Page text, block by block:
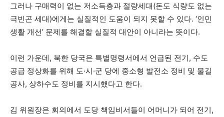
그러나 구매력이 없는 저소득층과 절량세대(돈도 식량도 없는
극빈곤 세대)에게는 실질적인 도움이 되지 못할 수 있다. ‘인민
생활 개선’ 문제를 해결할 실질적 대안이 아니라는 뜻이다.
이런 가운데, 북한 당국은 특별명령서에서 언급된 전기, 수도
공급 정상화를 위해 도·시·군 당에 중소형 발전소 정비 및 물길
공사, 상하수도 정비를 지시했다고 한다.
김 위원장은 회의에서 도당 책임비서들이 어머니가 되어 전기,